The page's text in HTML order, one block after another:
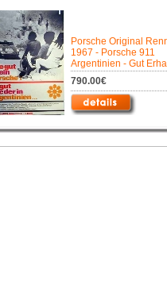
Porsche Original
1967 - Porsche 911
Argentinien - Gut
790.00€